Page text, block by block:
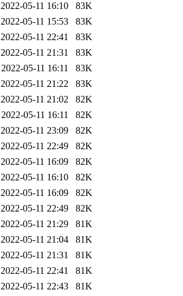
2022-05-11 16:10
83K
2022-05-11 15:53
83K
2022-05-11 22:41
83K
2022-05-11 21:31
83K
2022-05-11 16:11
83K
2022-05-11 21:22
83K
2022-05-11 21:02
82K
2022-05-11 16:11
82K
2022-05-11 23:09
82K
2022-05-11 22:49
82K
2022-05-11 16:09
82K
2022-05-11 16:10
82K
2022-05-11 16:09
82K
2022-05-11 22:49
82K
2022-05-11 21:29
81K
2022-05-11 21:04
81K
2022-05-11 21:31
81K
2022-05-11 22:41
81K
2022-05-11 22:43
81K